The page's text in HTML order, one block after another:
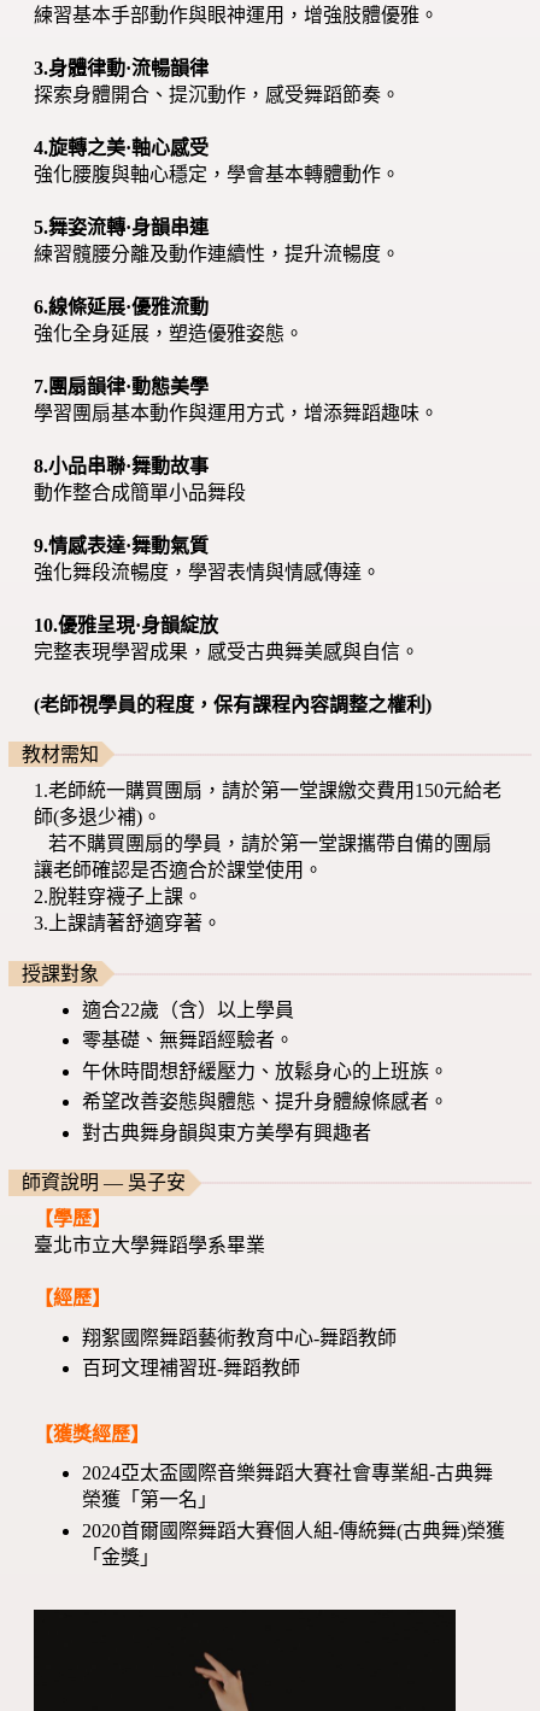
練習基本手部動作與眼神運用，增強肢體優雅。
3.身體律動·流暢韻律
探索身體開合、提沉動作，感受舞蹈節奏。
4.旋轉之美·軸心感受
強化腰腹與軸心穩定，學會基本轉體動作。
5.舞姿流轉·身韻串連
練習髖腰分離及動作連續性，提升流暢度。
6.線條延展·優雅流動
強化全身延展，塑造優雅姿態。
7.團扇韻律·動態美學
學習團扇基本動作與運用方式，增添舞蹈趣味。
8.小品串聯·舞動故事
動作整合成簡單小品舞段
9.情感表達·舞動氣質
強化舞段流暢度，學習表情與情感傳達。
10.優雅呈現·身韻綻放
完整表現學習成果，感受古典舞美感與自信。
(老師視學員的程度，保有課程內容調整之權利)
教材需知
1.老師統一購買團扇，請於第一堂課繳交費用150元給老
師(多退少補)。
若不購買團扇的學員，請於第一堂課攜帶自備的團扇
讓老師確認是否適合於課堂使用。
2.脫鞋穿襪子上課。
3.上課請著舒適穿著。
授課對象
適合22歲（含）以上學員
零基礎、無舞蹈經驗者。
午休時間想舒緩壓力、放鬆身心的上班族。
希望改善姿態與體態、提升身體線條感者。
對古典舞身韻與東方美學有興趣者
師資說明 — 吳子安
【學歷】
臺北市立大學舞蹈學系畢業
【經歷】
翔絮國際舞蹈藝術教育中心-舞蹈教師
百珂文理補習班-舞蹈教師
【獲獎經歷】
2024亞太盃國際音樂舞蹈大賽社會專業組-古典舞
榮獲「第一名」
2020首爾國際舞蹈大賽個人組-傳統舞(古典舞)榮獲
「金獎」